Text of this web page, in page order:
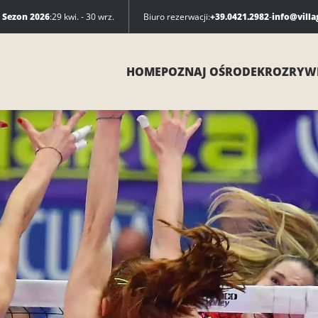
Sezon 2026:29 kwi. - 30 wrz. Biuro rezerwacji:+39.0421.2982-
HOMEPOZNAJ OŚRODEK